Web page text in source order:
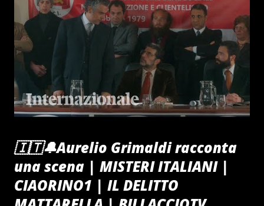
🇮🇹🔔Aurelio Grimaldi racconta
una scena | MISTERI ITALIANI |
CIAORINO1 | IL DELITTO